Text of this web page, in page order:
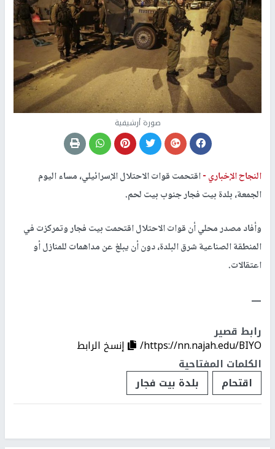
صورة أرشيفية
النجاح الإخباري -اقتحمت قوات الاحتلال الإسرائيلي، مساء اليوم
الجمعة، بلدة بيت فجار جنوب بيت لحم.
وأفاد مصدر محلي أن قوات الاحتلال اقتحمت بيت فجار وتمركزت في
المنطقة الصناعية شرق البلدة، دون أن يبلغ عن مداهمات للمنازل أو
اعتقالات.
ــــ
رابط قصير
https://nn.najah.edu/BIYO/
إنسخ الرابط
الكلمات المفتاحية
اقتحام
بلدة بيت فجار